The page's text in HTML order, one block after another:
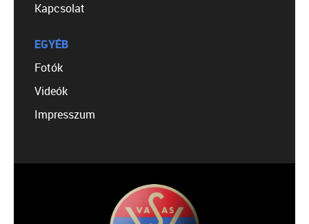
Kapcsolat
EGYÉB
Fotók
Videók
Impresszum